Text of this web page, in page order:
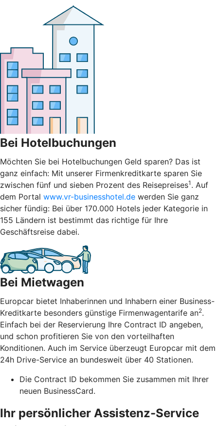
Bei Hotelbuchungen
Möchten Sie bei Hotelbuchungen Geld sparen? Das ist
ganz einfach: Mit unserer Firmenkreditkarte sparen Sie
zwischen fünf und sieben Prozent des Reisepreises1 . Auf
dem Portal www.vr-businesshotel.de werden Sie ganz
sicher fündig: Bei über 170.000 Hotels jeder Kategorie in
155 Ländern ist bestimmt das richtige für Ihre
Geschäftsreise dabei.
Bei Mietwagen
Europcar bietet Inhaberinnen und Inhabern einer Business-
Kreditkarte besonders günstige Firmenwagentarife an2.
Einfach bei der Reservierung Ihre Contract ID angeben,
und schon profitieren Sie von den vorteilhaften
Konditionen. Auch im Service überzeugt Europcar mit dem
24h Drive-Service an bundesweit über 40 Stationen.
Die Contract ID bekommen Sie zusammen mit Ihrer
neuen BusinessCard.
Ihr persönlicher Assistenz-Service